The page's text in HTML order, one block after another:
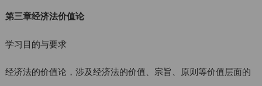
第三章经济法价值论
学习目的与要求
经济法的价值论，涉及经济法的价值、宗旨、原则等价值层面的